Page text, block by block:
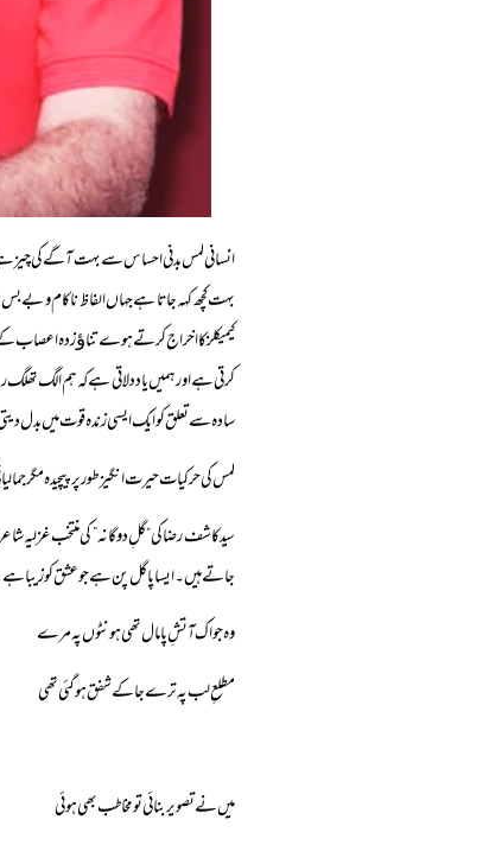
انسانی لمس بدنی احساس سے بہت آگے کی چیز
بہت کچھ کہہ جاتا ہے جہاں الفاظ ناکام و بے
کیمیکلز کا اخراج کرتے ہوے تناﺅ زدہ اعصاب
کرتی ہے اور ہمیں یاد دلاتی ہے کہ ہم الگ تھلگ
سادہ سے تعلق کو ایک ایسی زندہ قوت میں بدل
لمس کی حرکیات حیرت انگیز طور پر پیچیدہ مگر
جاتے ہیں۔ ایسا پاگل پن ہے جو عشق کو زیبا
وہ جو اک آتشِ پامال تھی ہونٹوں پہ مرے
مطلعِ لب پہ ترے جا کے شفق ہوگئی تھی
میں نے تصویر بنائی تو مخاطب بھی ہوئی